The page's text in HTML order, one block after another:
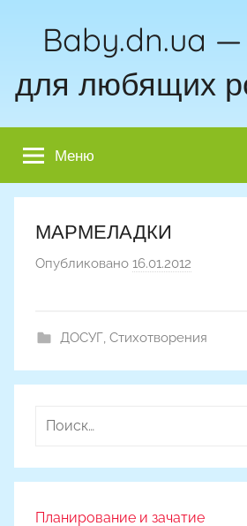
Baby.dn.ua —
для любящих
Меню
МАРМЕЛАДКИ
Опубликовано 16.01.2012
о
с
я
ДОСУГ, Стихотворения
Найти:
Планирование и зачатие